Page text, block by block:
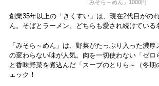
「みそら～めん」1000円
創業35年以上の「きくすい」は、現在2代目がの
ん。そばとラーメン、どちらも愛され続けている
「みそら～めん」は、野菜がたっぷり入った濃
の変わらない味が人気。肉を一切使わない「ゼロ
と香味野菜を煮込んだ「スープのとりら～（冬期
ェック！